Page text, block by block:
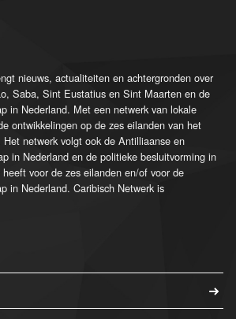
nieuws, actualiteiten en achtergronden over
Saba, Sint Eustatius en Sint Maarten en de
in Nederland. Met een netwerk van lokale
ontwikkelingen op de zes eilanden van het
Het netwerk volgt ook de Antilliaanse en
in Nederland en de politieke besluitvorming in
voor de zes eilanden en/of voor de
in Nederland. Caribisch Netwerk is